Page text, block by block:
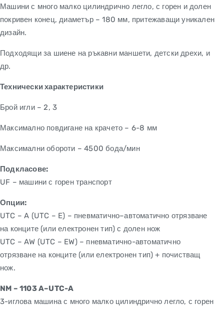
Машини с много малко цилиндрично легло, с горен и долен
покривен конец, диаметър – 180 мм, притежаващи уникален
дизайн.
Подходящи за шиене на ръкавни маншети, детски дрехи, и
др.
Технически характеристики
Брой игли – 2, 3
Максимално повдигане на крачето – 6-8 мм
Максимални обороти – 4500 бода/мин
Подкласове:
UF – машини с горен транспорт
Опции:
UTC – A (UTC – E) – пневматично–автоматично отрязване
на конците (или електронен тип) с долен нож
UTC – AW (UTC – EW) – пневматично-автоматично
отрязване на конците (или електронен тип) + почистващ
нож.
NM – 1103 A–UTC-A
3-иглова машина с много малко цилиндрично легло, с горен